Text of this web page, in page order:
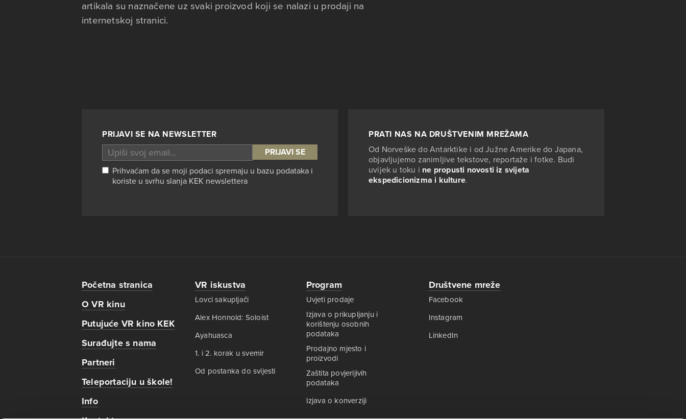
artikala su naznačene uz svaki proizvod koji se nalazi u prodaji na
internetskoj stranici.
PRIJAVI SE NA NEWSLETTER
Prihvaćam da se moji podaci spremaju u bazu podataka i
koriste u svrhu slanja KEK newslettera
PRATI NAS NA DRUŠTVENIM MREŽAMA
Od Norveške do Antarktike i od Južne Amerike do Japana,
objavljujemo zanimljive tekstove, reportaže i fotke. Budi
uvijek u toku i ne propusti novosti iz svijeta
ekspedicionizma i kulture.
Početna stranica
O VR kinu
Putujuće VR kino KEK
Surađujte s nama
Partneri
Teleportaciju u škole!
Info
VR iskustva
Lovci sakupljači
Alex Honnold: Soloist
Ayahuasca
1. i 2. korak u svemir
Od postanka do svijesti
Program
Uvjeti prodaje
Izjava o prikupljanju i
korištenju osobnih
podataka
Prodajno mjesto i
proizvodi
Zaštita povjerljivih
podataka
Izjava o konverziji
Društvene mreže
Facebook
Instagram
LinkedIn